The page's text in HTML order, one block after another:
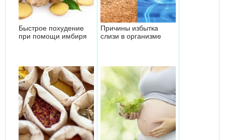
Быстрое похудение
при помощи имбиря
Причины избытка
слизи в организме